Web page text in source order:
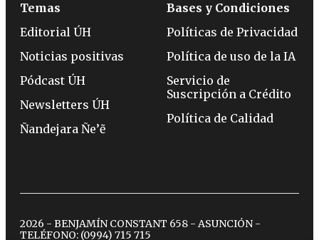
Temas
Editorial ÚH
Noticias positivas
Pódcast ÚH
Newsletters ÚH
Ñandejara Ñe’ẽ
Bases y Condiciones
Políticas de Privacidad
Política de uso de la IA
Servicio de
Suscripción a Crédito
Política de Calidad
2026 - BENJAMÍN CONSTANT 658 - ASUNCIÓN -
TELÉFONO: (0994) 715 715